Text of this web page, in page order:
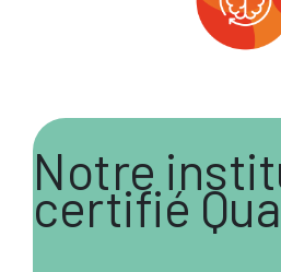
Notre
certifié